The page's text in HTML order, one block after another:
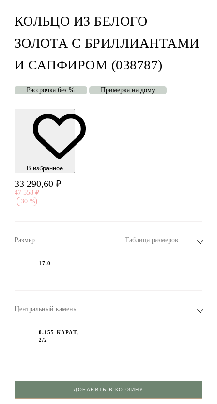
КОЛЬЦО ИЗ БЕЛОГО
ЗОЛОТА С БРИЛЛИАНТАМИ
И САПФИРОМ (038787)
Рассрочка без % Примерка на дому
В избранноe
33 290,60 ₽
47 558 ₽
-30 %
Размер Таблица размеров
17.0
Центральный камень
0.155 КАРАТ,
2/2
ДОБАВИТЬ В КОРЗИНУ